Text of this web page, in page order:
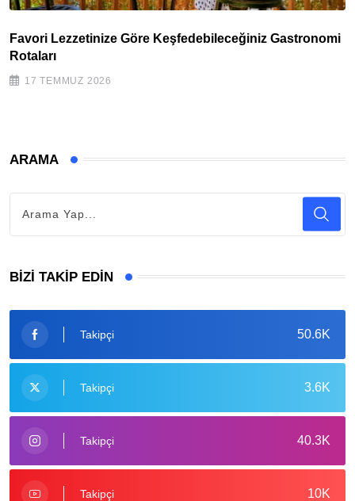
Favori Lezzetinize Göre Keşfedebileceğiniz Gastronomi
Rotaları
17 TEMMUZ 2026
ARAMA
BIZI TAKIP EDIN
50.6K
Takipçi
3.6K
Takipçi
40.3K
Takipçi
10K
Takipçi